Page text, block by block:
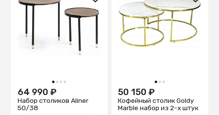
1 2 3 4
64 990 ₽
Набор столиков Aliner
50/38
1 2 3
50 150 ₽
Кофейный столик Goldy
Marble набор из 2-х штук